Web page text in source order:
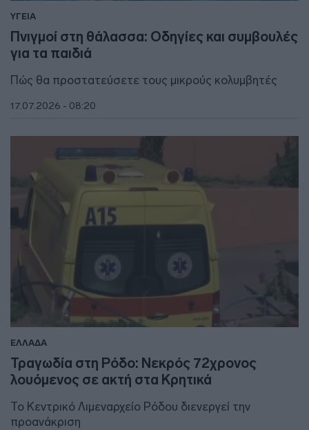
ΥΓΕΙΑ
Πνιγμοί στη θάλασσα: Οδηγίες και συμβουλές
για τα παιδιά
Πώς θα προστατεύσετε τους μικρούς κολυμβητές
17.07.2026 - 08:20
ΕΛΛΑΔΑ
Τραγωδία στη Ρόδο: Νεκρός 72χρονος
λουόμενος σε ακτή στα Κρητικά
Το Κεντρικό Λιμεναρχείο Ρόδου διενεργεί την
προανάκριση